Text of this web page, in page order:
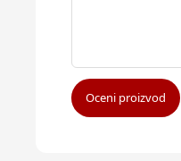
Oceni proizvod